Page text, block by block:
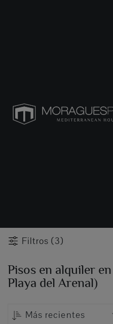
Filtros (3)
Pisos en alquiler
Playa del Arenal)
Más recientes